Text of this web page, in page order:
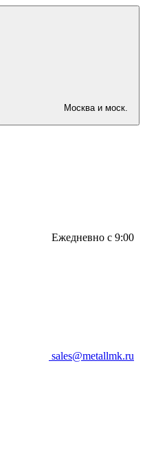
Москва и моск.
Ежедневно с 9:00
sales@metallmk.ru